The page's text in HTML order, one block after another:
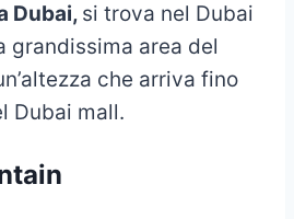
Dubai, si trova nel Dubai
grandissima area del
che arriva fino
Dubai mall.